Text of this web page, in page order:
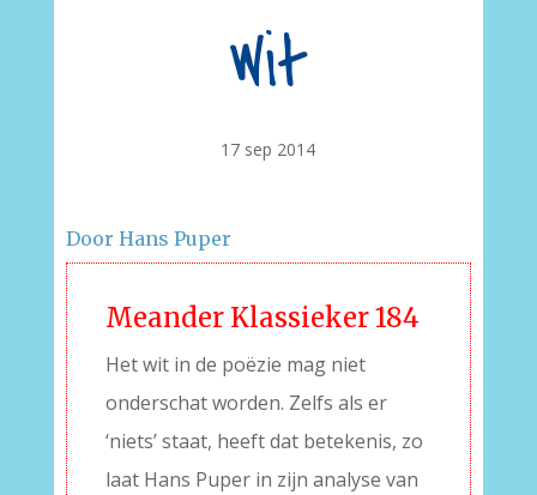
Wit
17 sep 2014
Door Hans Puper
Meander Klassieker 184
Het wit in de poëzie mag niet
onderschat worden. Zelfs als er
‘niets’ staat, heeft dat betekenis, zo
laat Hans Puper in zijn analyse van